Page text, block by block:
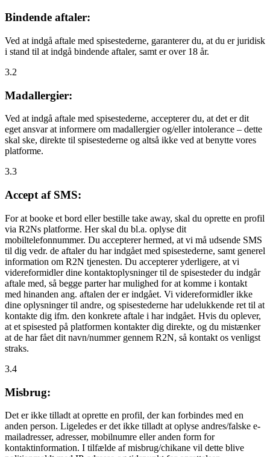
Bindende aftaler:
Ved at indgå aftale med spisestederne, garanterer du, at du er juridisk
i stand til at indgå bindende aftaler, samt er over 18 år.
3.2
Madallergier:
Ved at indgå aftale med spisestederne, accepterer du, at det er dit
eget ansvar at informere om madallergier og/eller intolerance – dette
skal ske, direkte til spisestederne og altså ikke ved at benytte vores
platforme.
3.3
Accept af SMS:
For at booke et bord eller bestille take away, skal du oprette en profil
via R2Ns platforme. Her skal du bl.a. oplyse dit
mobiltelefonnummer. Du accepterer hermed, at vi må udsende SMS
til dig vedr. de aftaler du har indgået med spisestederne, samt generel
information om R2N tjenesten. Du accepterer yderligere, at vi
videreformidler dine kontaktoplysninger til de spisesteder du indgår
aftale med, så begge parter har mulighed for at komme i kontakt
med hinanden ang. aftalen der er indgået. Vi videreformidler ikke
dine oplysninger til andre, og spisestederne har udelukkende ret til at
kontakte dig ifm. den konkrete aftale i har indgået. Hvis du oplever,
at et spisested på platformen kontakter dig direkte, og du mistænker
at de har fået dit navn/nummer gennem R2N, så kontakt os venligst
straks.
3.4
Misbrug:
Det er ikke tilladt at oprette en profil, der kan forbindes med en
anden person. Ligeledes er det ikke tilladt at oplyse andres/falske e-
mailadresser, adresser, mobilnumre eller anden form for
kontaktinformation. I tilfælde af misbrug/chikane vil dette blive